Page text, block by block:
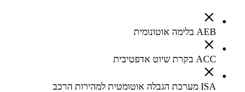
AEB בלימה אוטונומית
ACC בקרת שיוט אדפטיבית
ISA מערכת הגבלה אוטומטית למהירות הרכב